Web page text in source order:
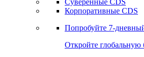
Суверенные CDS
Корпоративные CDS
Попробуйте 7-
Откройте глобальную